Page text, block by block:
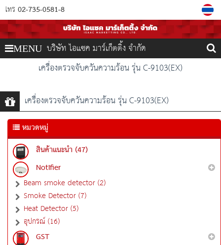
โทร 02-735-0581-8
MENU บริษัท ไอแซค มาร์เก็ตติ้ง จำกัด
เครื่องตรวจจับควันความร้อน รุ่น C-9103(EX)
เครื่องตรวจจับควันความร้อน รุ่น C-9103(EX)
หมวดหมู่
สินค้าแนะนำ (47)
Notifier
Beam smoke detector (2)
Smoke Detector (7)
Heat Detector (5)
อุปกรณ์ (16)
GST